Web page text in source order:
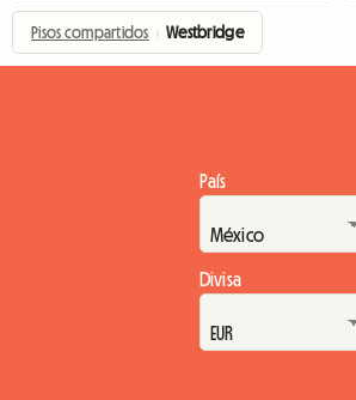
Pisos compartidos › Westbridge
País
Divisa